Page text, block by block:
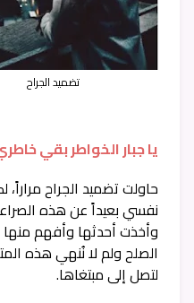
تضميد الجراح
يا جبار الخواطر بقي
حاولت تضميد الجراح مراراً،
نفسي بعيداً عن هذه
وأخذت أحدثها وأفهم
الصلح ولم لا نُنهي هذه
لتصل إلى مبتغاها.